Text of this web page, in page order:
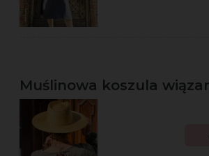
Muślinowa koszula